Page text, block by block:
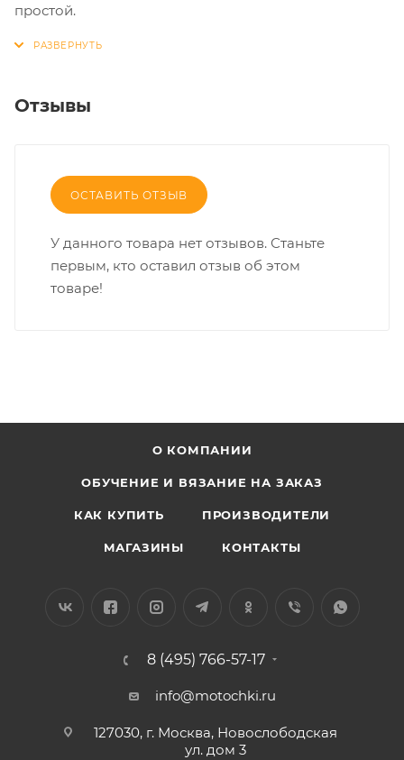
простой.
Отзывы
ОСТАВИТЬ ОТЗЫВ
У данного товара нет отзывов. Станьте
первым, кто оставил отзыв об этом
товаре!
О КОМПАНИИ
ОБУЧЕНИЕ И ВЯЗАНИЕ НА ЗАКАЗ
КАК КУПИТЬ ПРОИЗВОДИТЕЛИ
МАГАЗИНЫ КОНТАКТЫ
8 (495) 766-57-17
info@motochki.ru
127030, г. Москва, Новослободская
ул. дом 3